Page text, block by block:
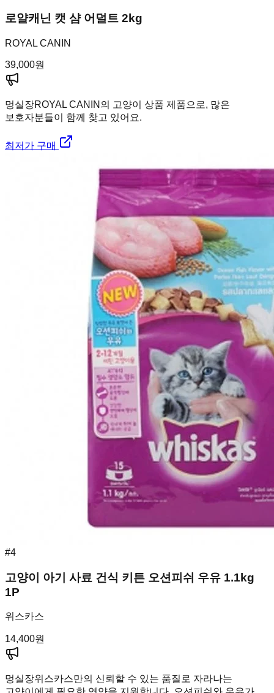
로얄캐닌 캣 샴 어덜트 2kg
ROYAL CANIN
39,000원
멍실장ROYAL CANIN의 고양이 상품 제품으로, 많은
보호자분들이 함께 찾고 있어요.
최저가 구매
#4
고양이 아기 사료 건식 키튼 오션피쉬 우유 1.1kg
1P
위스카스
14,400원
멍실장위스카스만의 신뢰할 수 있는 품질로 자라나는